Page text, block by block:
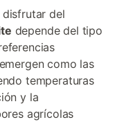
del
depende del tipo
como las
temperaturas
y la
agrícolas